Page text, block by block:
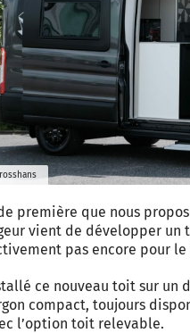
première que nous
vient de développer un
pas encore pour
ce nouveau toit sur un
compact, toujours
l’option toit relevable.